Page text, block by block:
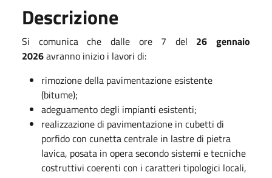
Descrizione
Si comunica che dalle ore 7 del 26 gennaio
2026avranno inizio i lavori di:
rimozione della pavimentazione esistente
(bitume);
adeguamento degli impianti esistenti;
realizzazione di pavimentazione in cubetti di
porfido con cunetta centrale in lastre di pietra
lavica, posata in opera secondo sistemi e tecniche
costruttivi coerenti con i caratteri tipologici locali,